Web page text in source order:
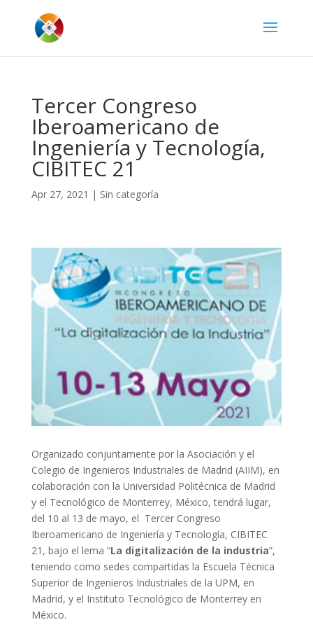
Tercer Congreso
Iberoamericano de
Ingeniería y Tecnología,
CIBITEC 21
Apr 27, 2021 | Sin categoría
Organizado conjuntamente por la Asociación y el
Colegio de Ingenieros Industriales de Madrid (AIIM), en
colaboración con la Universidad Politécnica de Madrid
y el Tecnológico de Monterrey, México, tendrá lugar,
del 10 al 13 de mayo, el Tercer Congreso
Iberoamericano de Ingeniería y Tecnología, CIBITEC
21, bajo el lema “La digitalización de la industria”,
teniendo como sedes compartidas la Escuela Técnica
Superior de Ingenieros Industriales de la UPM, en
Madrid, y el Instituto Tecnológico de Monterrey en
México.